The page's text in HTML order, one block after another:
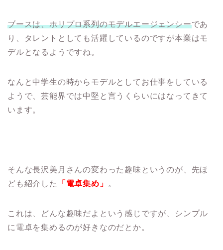
ブースは、ホリプロ系列のモデルエージェンシーであ
り、タレントとしても活躍しているのですが本業はモ
デルとなるようですね。
なんと中学生の時からモデルとしてお仕事をしている
ようで、芸能界では中堅と言うくらいにはなってきて
います。
そんな長沢美月さんの変わった趣味というのが、先ほ
ども紹介した
「電卓集め」 。
これは、どんな趣味だよという感じですが、シンプル
に電卓を集めるのが好きなのだとか。